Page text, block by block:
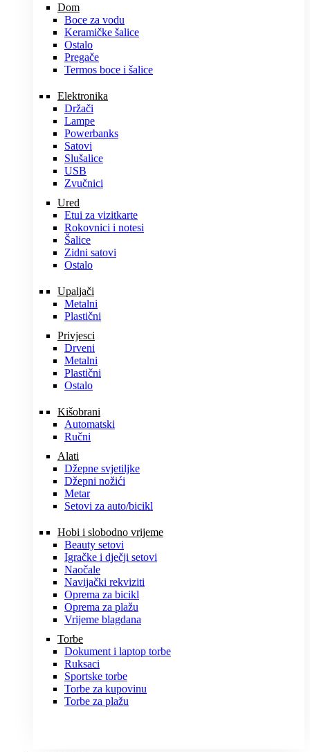
Dom
Boce za vodu
Keramičke šalice
Ostalo
Pregače
Termos boce i šalice
Elektronika
Držači
Lampe
Powerbanks
Satovi
Slušalice
USB
Zvučnici
Ured
Etui za vizitkarte
Rokovnici i notesi
Šalice
Zidni satovi
Ostalo
Upaljači
Metalni
Plastični
Privjesci
Drveni
Metalni
Plastični
Ostalo
Kišobrani
Automatski
Ručni
Alati
Džepne svjetiljke
Džepni nožići
Metar
Setovi za auto/bicikl
Hobi i slobodno vrijeme
Beauty setovi
Igračke i dječji setovi
Naočale
Navijački rekviziti
Oprema za bicikl
Oprema za plažu
Vrijeme blagdana
Torbe
Dokument i laptop torbe
Ruksaci
Sportske torbe
Torbe za kupovinu
Torbe za plažu